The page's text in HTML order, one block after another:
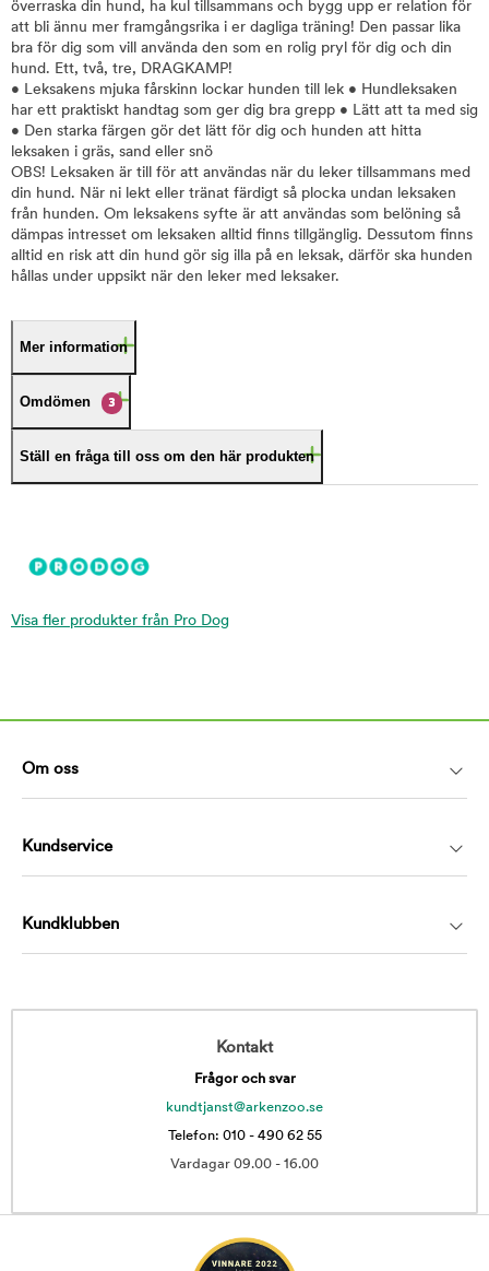
överraska din hund, ha kul tillsammans och bygg upp er relation för
att bli ännu mer framgångsrika i er dagliga träning! Den passar lika
bra för dig som vill använda den som en rolig pryl för dig och din
hund. Ett, två, tre, DRAGKAMP!
• Leksakens mjuka fårskinn lockar hunden till lek • Hundleksaken
har ett praktiskt handtag som ger dig bra grepp • Lätt att ta med sig
• Den starka färgen gör det lätt för dig och hunden att hitta
leksaken i gräs, sand eller snö
OBS! Leksaken är till för att användas när du leker tillsammans med
din hund. När ni lekt eller tränat färdigt så plocka undan leksaken
från hunden. Om leksakens syfte är att användas som belöning så
dämpas intresset om leksaken alltid finns tillgänglig. Dessutom finns
alltid en risk att din hund gör sig illa på en leksak, därför ska hunden
hållas under uppsikt när den leker med leksaker.
Mer information
Omdömen 3
Ställ en fråga till oss om den här produkten
Visa fler produkter från Pro Dog
Om oss
Kundservice
Kundklubben
Kontakt
Frågor och svar
kundtjanst@arkenzoo.se
Telefon: 010 - 490 62 55
Vardagar 09.00 - 16.00